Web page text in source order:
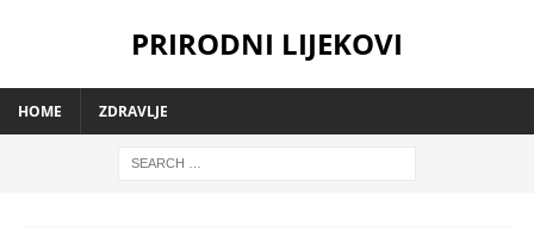
PRIRODNI LIJEKOVI
HOME ZDRAVLJE